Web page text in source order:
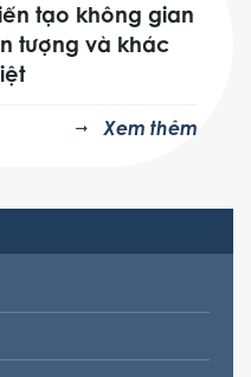
tạo không gian
tượng và khác
Xem thêm